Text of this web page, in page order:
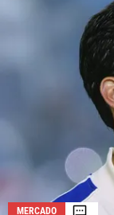
La aceptación
puede dar lugar a
cómo y dónde
orden en que
MERCADO